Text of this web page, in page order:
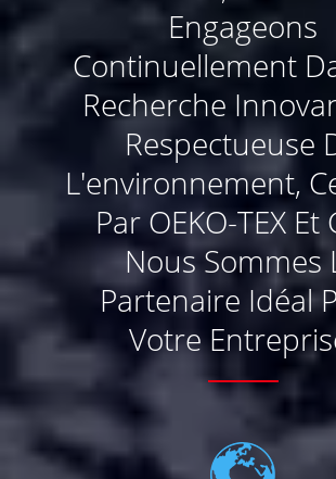
Engageons
Continuellement
Recherche
Respectueuse
L'environnement,
Par OEKO-TEX Et
Nous Sommes
Partenaire Idéal
Votre